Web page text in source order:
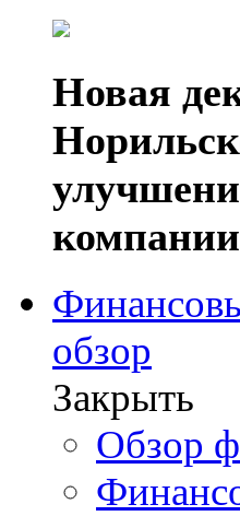
Новая
компании
обзор
Закрыть
Обзор